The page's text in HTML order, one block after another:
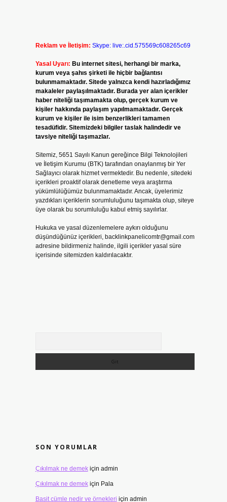
Reklam ve İletişim: Skype: live:.cid.575569c608265c69
Yasal Uyarı: Bu internet sitesi, herhangi bir marka,
kurum veya şahıs şirketi ile hiçbir bağlantısı
bulunmamaktadır. Sitede yalnızca kendi hazırladığımız
makaleler paylaşılmaktadır. Burada yer alan içerikler
haber niteliği taşımamakta olup, gerçek kurum ve
kişiler hakkında paylaşım yapılmamaktadır. Gerçek
kurum ve kişiler ile isim benzerlikleri tamamen
tesadüfidir. Sitemizdeki bilgiler taslak halindedir ve
tavsiye niteliği taşımazlar.
Sitemiz, 5651 Sayılı Kanun gereğince Bilgi Teknolojileri
ve İletişim Kurumu (BTK) tarafından onaylanmış bir Yer
Sağlayıcı olarak hizmet vermektedir. Bu nedenle, sitedeki
içerikleri proaktif olarak denetleme veya araştırma
yükümlülüğümüz bulunmamaktadır. Ancak, üyelerimiz
yazdıkları içeriklerin sorumluluğunu taşımakta olup, siteye
üye olarak bu sorumluluğu kabul etmiş sayılırlar.
Hukuka ve yasal düzenlemelere aykırı olduğunu
düşündüğünüz içerikleri, backlinkpanelicomtr@gmail.com
adresine bildirmeniz halinde, ilgili içerikler yasal süre
içerisinde sitemizden kaldırılacaktır.
SON YORUMLAR
Çıkılmak ne demekiçin admin
Çıkılmak ne demekiçin Pala
Basit cümle nedir ve örnekleri için admin